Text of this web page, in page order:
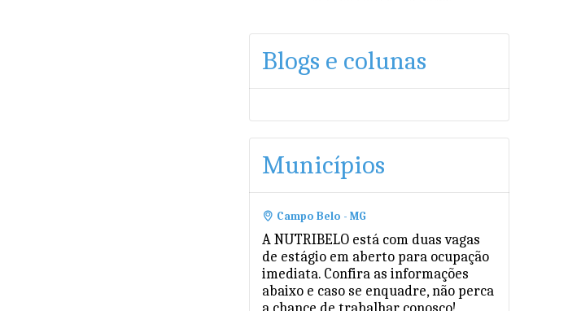
Blogs e colunas
Municípios
Campo Belo - MG
A NUTRIBELO está com duas vagas
de estágio em aberto para ocupação
imediata. Confira as informações
abaixo e caso se enquadre, não perca